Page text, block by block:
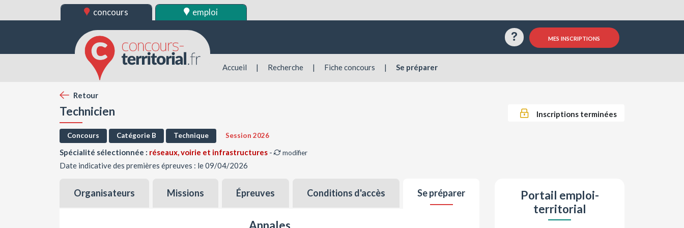
concours emploi
Questions / Réponses
mes inscriptions
Accueil | Recherche | Fiche concours | Se préparer
Retour
Technicien Inscriptions terminées
Concours Catégorie B Technique Session 2026
Spécialité sélectionnée : réseaux, voirie et infrastructures - modifier
Date indicative des premières épreuves : le 09/04/2026
Organisateurs Missions Épreuves Conditions d'accès Se préparer
Annales
Portail emploi-
territorial